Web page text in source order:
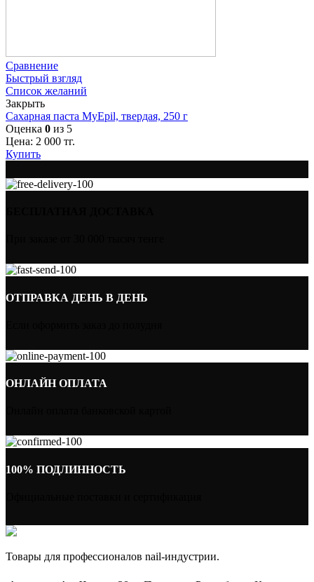
Сравнение
Быстрый взгляд
Список желаний
Закрыть
Сахарная паста MyEpil, твердая, 250 г
Оценка 0 из 5
Цена: 2 000 тг.
Купить
ОТПРАВКА ДЕНЬ В ДЕНЬ
ОНЛАЙН ОПЛАТА
100% ПОДЛИННОСТЬ
Товары для профессионалов nail-индустрии.